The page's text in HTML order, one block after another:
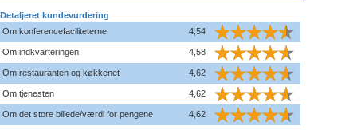
Detaljeret kundevurdering
Om konferencefaciliteterne
4,54
Om indkvarteringen 4,58
Om restauranten og køkkenet 4,62
Om tjenesten 4,62
Om det store billede/værdi for pengene 4,62